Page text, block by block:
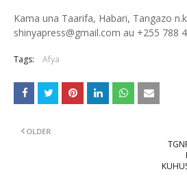
Kama una Taarifa, Habari, Tangazo
shinyapress@gmail.com au +255 788
Tags: Afya
OLDER